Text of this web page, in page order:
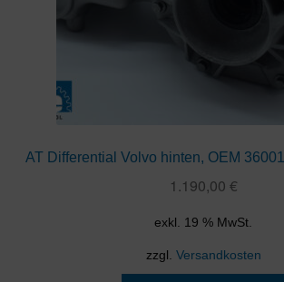
AT Differential Volvo hinten, OEM
1.190,00 €
exkl. 19 % MwSt.
zzgl. Versandkosten